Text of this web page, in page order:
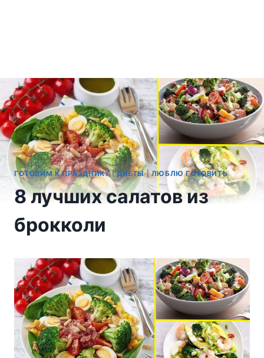
ГОТОВИМ К ПРАЗДНИКУ|ДИЕТЫ|ЛЮБЛЮ ГОТОВИТЬ
8 лучших салатов из
брокколи